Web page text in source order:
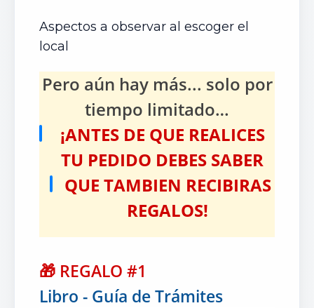
Aspectos a observar al escoger el
local
Pero aún hay más... solo por
tiempo limitado…
¡ANTES DE QUE REALICES
TU PEDIDO DEBES SABER
QUE TAMBIEN RECIBIRAS
REGALOS!
🎁 REGALO #1
Libro - Guía de Trámites